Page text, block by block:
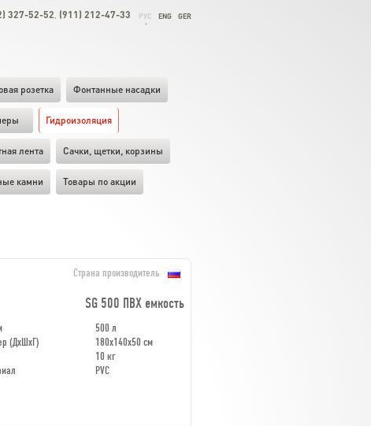
327-52-52 (911) 212-47-33 РУС ENG GER
розетка Фонтанные насадки
Гидроизоляция
лента Cачки, щетки, корзины
камни Товары по акции
Страна производитель
SG 500 ПВХ емкость
500 л
(ДхШхГ)
180х140х50 см
10 кг
PVC